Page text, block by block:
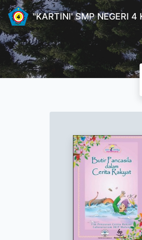
"KARTINI' SMP NEGERI 4